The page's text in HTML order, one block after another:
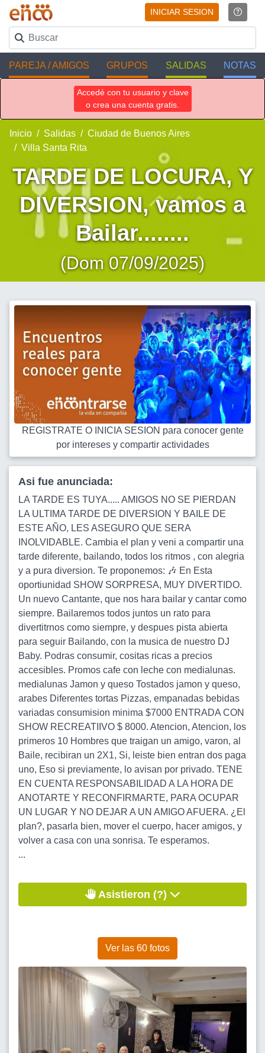
INICIAR SESION
PAREJA / AMIGOS GRUPOS SALIDAS NOTAS
Accedé con tu usuario y clave
o crea una cuenta gratis.
Inicio Salidas
Ciudad de Buenos Aires
Villa Santa Rita
TARDE DE LOCURA, Y
DIVERSION, vamos a
Bailar........
(Dom 07/09/2025)
REGISTRATE O INICIA SESION para conocer gente
por intereses y compartir actividades
Asi fue anunciada:
LA TARDE ES TUYA..... AMIGOS NO SE PIERDAN
LA ULTIMA TARDE DE DIVERSION Y BAILE DE
ESTE AÑO, LES ASEGURO QUE SERA
INOLVIDABLE. Cambia el plan y veni a compartir una
tarde diferente, bailando, todos los ritmos , con alegria
y a pura diversion. Te proponemos: 🎶 En Esta
oportiunidad SHOW SORPRESA, MUY DIVERTIDO.
Un nuevo Cantante, que nos hara bailar y cantar como
siempre. Bailaremos todos juntos un rato para
divertitrnos como siempre, y despues pista abierta
para seguir Bailando, con la musica de nuestro DJ
Baby. Podras consumir, cositas ricas a precios
accesibles. Promos cafe con leche con medialunas.
medialunas Jamon y queso Tostados jamon y queso,
arabes Diferentes tortas Pizzas, empanadas bebidas
variadas consumision minima $7000 ENTRADA CON
SHOW RECREATIIVO $ 8000. Atencion, Atencion, los
primeros 10 Hombres que traigan un amigo, varon, al
Baile, recibiran un 2X1, Si, leiste bien entran dos paga
uno, Eso si previamente, lo avisan por privado. TENE
EN CUENTA RESPONSABILIDAD A LA HORA DE
ANOTARTE Y RECONFIRMARTE, PARA OCUPAR
UN LUGAR Y NO DEJAR A UN AMIGO AFUERA. ¿El
plan?, pasarla bien, mover el cuerpo, hacer amigos, y
volver a casa con una sonrisa. Te esperamos.
...
Asistieron (?)
Ver las 60 fotos